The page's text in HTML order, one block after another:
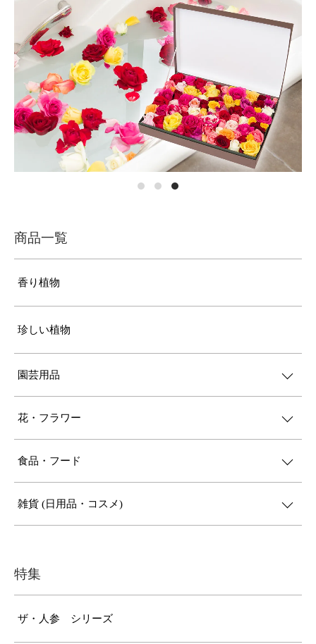
商品一覧
香り植物
珍しい植物
園芸用品
花・フラワー
食品・フード
雑貨 (日用品・コスメ)
特集
ザ・人参 シリーズ